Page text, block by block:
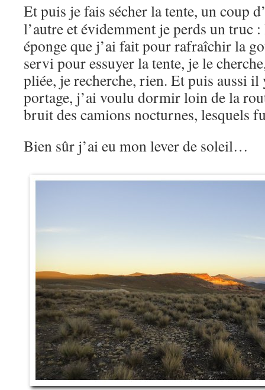
Et puis je fais sécher la tente, un coup
l’autre et évidemment je perds un truc
éponge que j’ai fait pour rafraîchir la
servi pour essuyer la tente, je le
pliée, je recherche, rien. Et puis aussi il
portage, j’ai voulu dormir loin de la
bruit des camions nocturnes, lesquels
Bien sûr j’ai eu mon lever de soleil…